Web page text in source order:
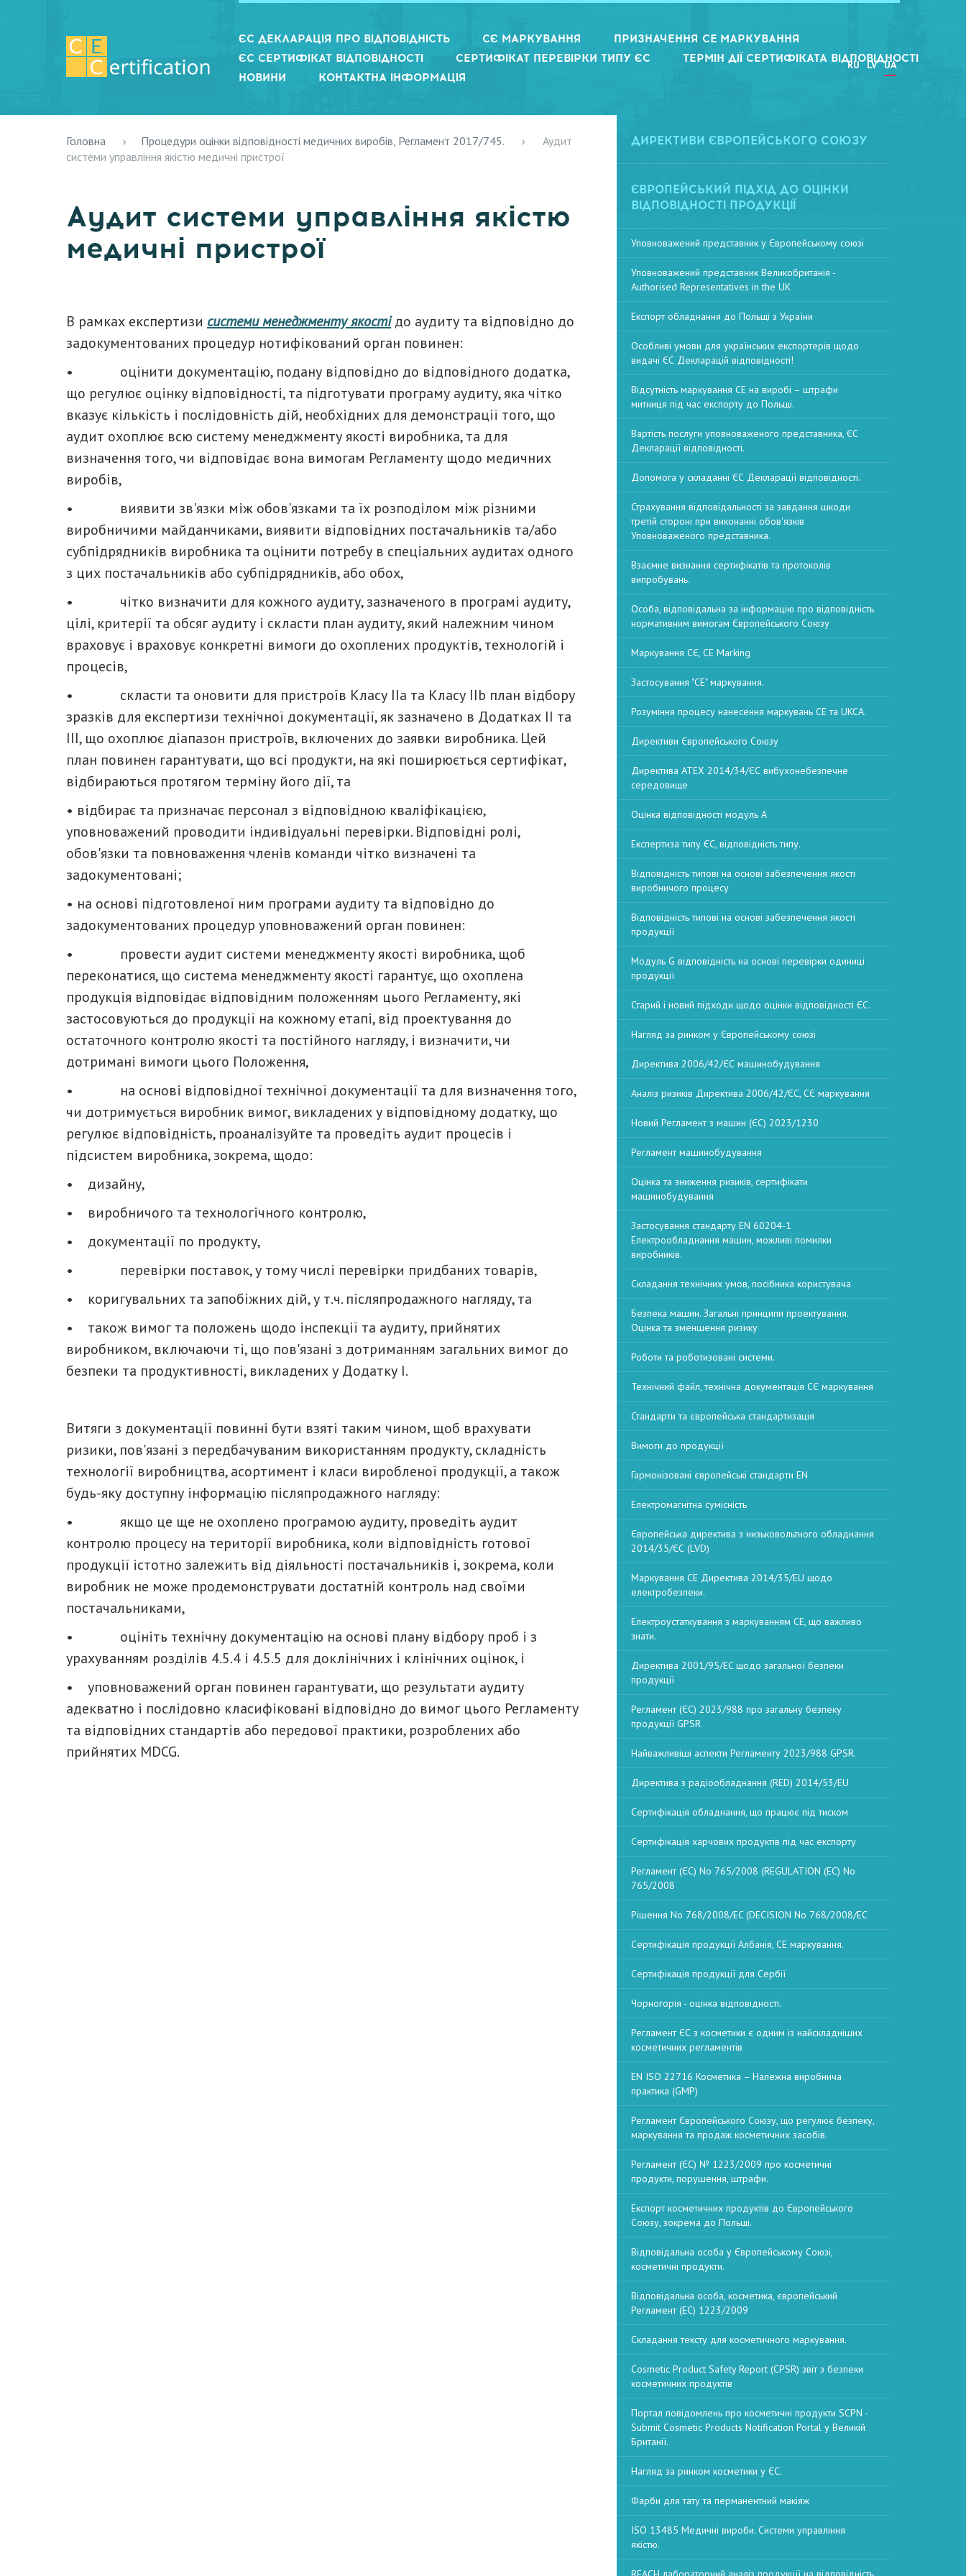
RU LV UA
ЄС ДЕКЛАРАЦІЯ ПРО ВІДПОВІДНІСТЬ СЄ МАРКУВАННЯ
ПРИЗНАЧЕННЯ CE МАРКУВАННЯ
ЄС СЕРТИФІКАТ ВІДПОВІДНОСТІ
СЕРТИФІКАТ ПЕРЕВІРКИ ТИПУ ЄС
ТЕРМІН ДІЇ СЕРТИФІКАТА ВІДПОВІДНОСТІ
НОВИНИ
КОНТАКТНА ІНФОРМАЦІЯ
Головна Процедури оцінки відповідності медичних виробів, Регламент 2017/745.
Аудит
системи управління якістю медичні пристрої
Аудит системи управління якістю
медичні пристрої
В рамках експертизи системи менеджменту якостідо аудиту та відповідно до
задокументованих процедур нотифікований орган повинен:
• оцінити документацію, подану відповідно до відповідного додатка,
що регулює оцінку відповідності, та підготувати програму аудиту, яка чітко
вказує кількість і послідовність дій, необхідних для демонстрації того, що
аудит охоплює всю систему менеджменту якості виробника, та для
визначення того, чи відповідає вона вимогам Регламенту щодо медичних
виробів,
• виявити зв'язки між обов'язками та їх розподілом між різними
виробничими майданчиками, виявити відповідних постачальників та/або
субпідрядників виробника та оцінити потребу в спеціальних аудитах одного
з цих постачальників або субпідрядників, або обох,
• чітко визначити для кожного аудиту, зазначеного в програмі аудиту,
цілі, критерії та обсяг аудиту і скласти план аудиту, який належним чином
враховує і враховує конкретні вимоги до охоплених продуктів, технологій і
процесів,
• скласти та оновити для пристроїв Класу IIa та Класу IIb план відбору
зразків для експертизи технічної документації, як зазначено в Додатках II та
III, що охоплює діапазон пристроїв, включених до заявки виробника. Цей
план повинен гарантувати, що всі продукти, на які поширюється сертифікат,
відбираються протягом терміну його дії, та
• відбирає та призначає персонал з відповідною кваліфікацією,
уповноважений проводити індивідуальні перевірки. Відповідні ролі,
обов'язки та повноваження членів команди чітко визначені та
задокументовані;
• на основі підготовленої ним програми аудиту та відповідно до
задокументованих процедур уповноважений орган повинен:
• провести аудит системи менеджменту якості виробника, щоб
переконатися, що система менеджменту якості гарантує, що охоплена
продукція відповідає відповідним положенням цього Регламенту, які
застосовуються до продукції на кожному етапі, від проектування до
остаточного контролю якості та постійного нагляду, і визначити, чи
дотримані вимоги цього Положення,
• на основі відповідної технічної документації та для визначення того,
чи дотримується виробник вимог, викладених у відповідному додатку, що
регулює відповідність, проаналізуйте та проведіть аудит процесів і
підсистем виробника, зокрема, щодо:
• дизайну,
• виробничого та технологічного контролю,
• документації по продукту,
• перевірки поставок, у тому числі перевірки придбаних товарів,
• коригувальних та запобіжних дій, у т.ч. післяпродажного нагляду, та
• також вимог та положень щодо інспекції та аудиту, прийнятих
виробником, включаючи ті, що пов'язані з дотриманням загальних вимог до
безпеки та продуктивності, викладених у Додатку I.
Витяги з документації повинні бути взяті таким чином, щоб врахувати
ризики, пов'язані з передбачуваним використанням продукту, складність
технології виробництва, асортимент і класи виробленої продукції, а також
будь-яку доступну інформацію післяпродажного нагляду:
• якщо це ще не охоплено програмою аудиту, проведіть аудит
контролю процесу на території виробника, коли відповідність готової
продукції істотно залежить від діяльності постачальників і, зокрема, коли
виробник не може продемонструвати достатній контроль над своїми
постачальниками,
• оцініть технічну документацію на основі плану відбору проб і з
урахуванням розділів 4.5.4 і 4.5.5 для доклінічних і клінічних оцінок, і
• уповноважений орган повинен гарантувати, що результати аудиту
адекватно і послідовно класифіковані відповідно до вимог цього Регламенту
та відповідних стандартів або передової практики, розроблених або
прийнятих MDCG.
ДИРЕКТИВИ ЄВРОПЕЙСЬКОГО СОЮЗУ
ЄВРОПЕЙСЬКИЙ ПІДХІД ДО ОЦІНКИ
ВІДПОВІДНОСТІ ПРОДУКЦІЇ
Уповноважений представник у Європейському союзі
Уповноважений представник Великобританія -
Authorised Representatives in the UK
Експорт обладнання до Польщі з України
Особливі умови для українських експортерів щодо
видачі ЄС Декларацій відповідності!
Відсутність маркування CE на виробі – штрафи
митниця під час експорту до Польщі.
Вартість послуги уповноваженого представника, ЄС
Декларації відповідності.
Допомога у складанні ЄС Декларації відповідності.
Страхування відповідальності за завдання шкоди
третій стороні при виконанні обов'язків
Уповноваженого представника.
Взаємне визнання сертифікатів та протоколів
випробувань.
Особа, відповідальна за інформацію про відповідність
нормативним вимогам Європейського Союзу
Маркування СЄ, CE Marking
Застосування "CE" маркування.
Розуміння процесу нанесення маркувань CE та UKCA.
Директиви Європейського Союзу
Директива ATEX 2014/34/ЄС вибухонебезпечне
середовище
Оцінка відповідності модуль А
Експертиза типу ЄС, відповідність типу.
Відповідність типові на основі забезпечення якості
виробничого процесу
Відповідність типові на основі забезпечення якості
продукції
Модуль G відповідність на основі перевірки одиниці
продукції
Старий і новий підходи щодо оцінки відповідності ЄС.
Нагляд за ринком у Європейському союзі
Директива 2006/42/ЄС машинобудування
Аналіз ризиків Директива 2006/42/ЄС, СЄ маркування
Новий Регламент з машин (ЄС) 2023/1230
Регламент машинобудування
Оцінка та зниження ризиків, сертифікати
машинобудування
Застосування стандарту EN 60204-1
Електрообладнання машин, можливі помилки
виробників.
Складання технічних умов, посібника користувача
Безпека машин. Загальні принципи проектування.
Оцінка та зменшення ризику
Роботи та роботизовані системи.
Технічний файл, технічна документація СЄ маркування
Стандарти та європейська стандартизація
Вимоги до продукції
Гармонізовані європейські стандарти EN
Електромагнітна сумісність
Європейська директива з низьковольтного обладнання
2014/35/ЄС (LVD)
Маркування CE Директива 2014/35/EU щодо
електробезпеки.
Електроустаткування з маркуванням CE, що важливо
знати.
Директива 2001/95/EC щодо загальної безпеки
продукції
Регламент (ЄС) 2023/988 про загальну безпеку
продукції GPSR
Найважливіші аспекти Регламенту 2023/988 GPSR.
Директива з радіообладнання (RED) 2014/53/EU
Сертифікація обладнання, що працює під тиском
Сертифікація харчових продуктів під час експорту
Регламент (ЄС) No 765/2008 (REGULATION (EC) No
765/2008
Рішення No 768/2008/EC (DECISION No 768/2008/EC
Сертифікація продукції Албанія, СЕ маркування.
Сертифікація продукції для Сербії
Чорногорія - оцінка відповідності.
Регламент ЄС з косметики є одним із найскладніших
косметичних регламентів
EN ISO 22716 Косметика – Належна виробнича
практика (GMP)
Регламент Європейського Союзу, що регулює безпеку,
маркування та продаж косметичних засобів.
Регламент (ЄС) № 1223/2009 про косметичні
продукти, порушення, штрафи.
Експорт косметичних продуктів до Європейського
Союзу, зокрема до Польщі.
Відповідальна особа у Європейському Союзі,
косметичні продукти.
Відповідальна особа, косметика, європейський
Регламент (EC) 1223/2009
Складання тексту для косметичного маркування.
Cosmetic Product Safety Report (CPSR) звіт з безпеки
косметичних продуктів
Портал повідомлень про косметичні продукти SCPN -
Submit Cosmetic Products Notification Portal у Великій
Британії.
Нагляд за ринком косметики у ЄС.
Фарби для тату та перманентний макіяж
ISO 13485 Медичні вироби. Системи управління
якістю.